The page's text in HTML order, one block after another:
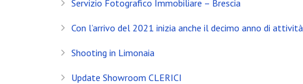
Servizio Fotografico Immobiliare – Brescia
Con l’arrivo del 2021 inizia anche il decimo anno di attività
Shooting in Limonaia
Update Showroom CLERICI